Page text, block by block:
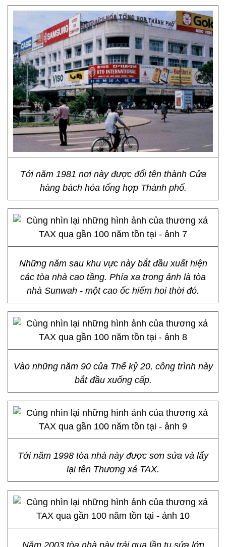
Tới năm 1981 nơi này được đổi tên thành Cửa
hàng bách hóa tổng hợp Thành phố.
Những năm sau khu vực này bắt đầu xuất hiện
các tòa nhà cao tầng. Phía xa trong ảnh là tòa
nhà Sunwah - một cao ốc hiếm hoi thời đó.
Vào những năm 90 của Thế kỷ 20, công trình này
bắt đầu xuống cấp.
Tới năm 1998 tòa nhà này được sơn sửa và lấy
lại tên Thương xá TAX.
Năm 2003 tòa nhà này trải qua lần tu sửa lớn